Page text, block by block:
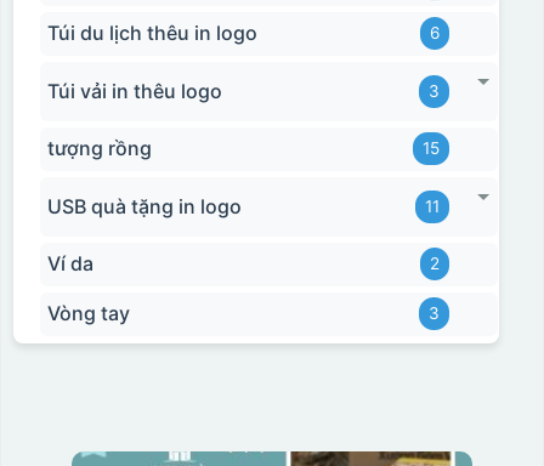
Hộp xi bình hoa
Túi du lịch thêu in logo 6
Túi vải in thêu logo 3
tượng rồng 15
USB quà tặng in logo 11
Ví da 2
Vòng tay 3